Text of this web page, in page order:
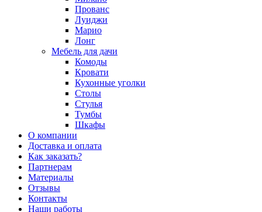
Прованс
Луиджи
Марио
Лонг
Мебель для дачи
Комоды
Кровати
Кухонные уголки
Столы
Стулья
Тумбы
Шкафы
О компании
Доставка и оплата
Как заказать?
Партнерам
Материалы
Отзывы
Контакты
Наши работы